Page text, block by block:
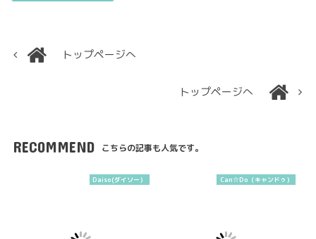
トップページへ
トップページへ
RECOMMEND こちらの記事も人気です。
Daiso(ダイソー） Can☆Do（キャンドゥ）